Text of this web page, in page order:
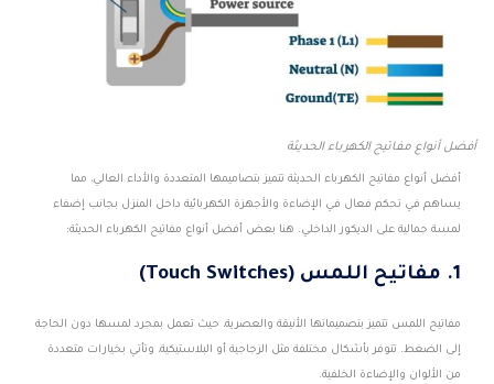
أفضل أنواع مفاتيح الكهرباء الحديثة
أفضل أنواع مفاتيح الكهرباء الحديثة تتميز بتصاميمها المتعددة والأداء العالي، مما
يساهم في تحكم فعال في الإضاءة والأجهزة الكهربائية داخل المنزل بجانب إضفاء
لمسة جمالية على الديكور الداخلي. هنا بعض أفضل أنواع مفاتيح الكهرباء الحديثة:
1. مفاتيح اللمس (Touch Switches)
مفاتيح اللمس تتميز بتصميماتها الأنيقة والعصرية، حيث تعمل بمجرد لمسها دون الحاجة
إلى الضغط. تتوفر بأشكال مختلفة مثل الزجاجية أو البلاستيكية، وتأتي بخيارات متعددة
من الألوان والإضاءة الخلفية.